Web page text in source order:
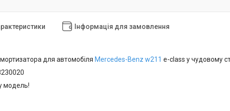
Інформація для замовлення
для автомобіля Mercedes-Benz w211 e-class у чудовому
модель!